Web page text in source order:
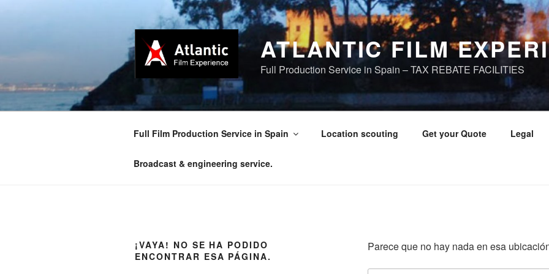
ATLANTIC FILM
Full Production Service in Spain – TAX REBATE FACILITIES
Full Film Production Service in Spain Location scouting Get your Quote Legal
Broadcast & engineering service.
¡VAYA! NO SE HA PODIDO
ENCONTRAR ESA PÁGINA.
Parece que no hay nada en esa